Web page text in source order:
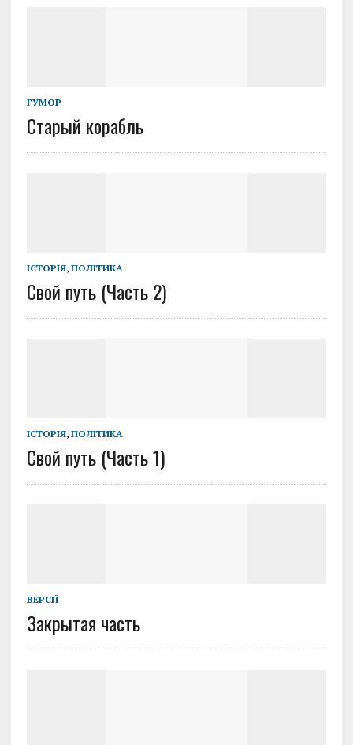
ГУМОР
Старый корабль
ІСТОРІЯ, ПОЛІТИКА
Свой путь (Часть 2)
ІСТОРІЯ, ПОЛІТИКА
Свой путь (Часть 1)
ВЕРСІЇ
Закрытая часть